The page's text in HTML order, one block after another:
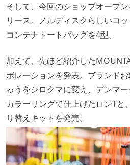
そして、今回のショップオープ
リース。ノルディスクらしいコ
コンテナトートバッグを4型。
加えて、先ほど紹介した
ボレーションを発表。ブランド
ゅうをシロクマに変え、デンマ
カラーリングで仕上げたロンTと
り替えキットを発売。